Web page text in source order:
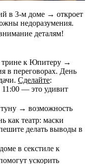
в 3-м доме → откроет
недоразумения.
деталям!
трине к Юпитеру →
в переговорах. День
Сделайте:
— это удивит
→ возможность
как театр: маски
делать выводы в
в секстиле к
ускорить